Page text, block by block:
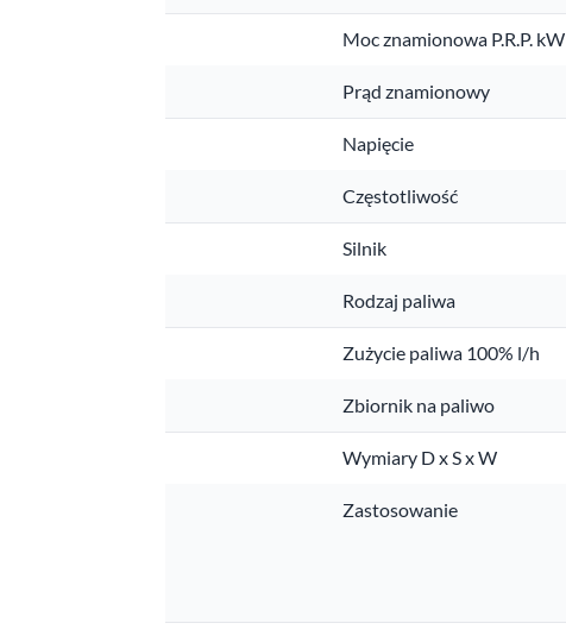
Moc znamionowa P.R.P. kW
Prąd znamionowy
Napięcie
Częstotliwość
Silnik
Rodzaj paliwa
Zużycie paliwa 100% l/h
Zbiornik na paliwo
Wymiary D x S x W
Zastosowanie